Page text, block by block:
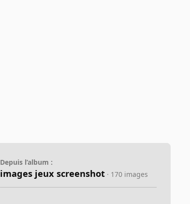
Depuis l’album :
images jeux screenshot · 170 images